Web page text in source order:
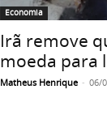
Economia
Irã remove
moeda para
Matheus Henrique - 06/